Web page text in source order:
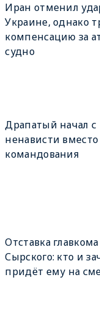
Иран отменил
Украине, однако
компенсацию за
судно
Драпатый начал с
ненависти вместо
командования
Отставка
Сырского: кто и
придёт ему на